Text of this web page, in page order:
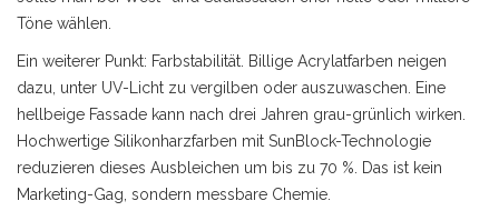
Töne wählen.
Ein weiterer Punkt: Farbstabilität. Billige Acrylatfarben neigen
dazu, unter UV-Licht zu vergilben oder auszuwaschen. Eine
hellbeige Fassade kann nach drei Jahren grau-grünlich wirken.
Hochwertige Silikonharzfarben mit SunBlock-Technologie
reduzieren dieses Ausbleichen um bis zu 70 %. Das ist kein
Marketing-Gag, sondern messbare Chemie.